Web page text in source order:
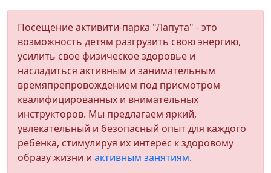
Посещение активити-парка "Лапута" - это
возможность детям разгрузить свою энергию,
усилить свое физическое здоровье и
насладиться активным и занимательным
времяпрепровождением под присмотром
квалифицированных и внимательных
инструкторов. Мы предлагаем яркий,
увлекательный и безопасный опыт для каждого
ребенка, стимулируя их интерес к здоровому
образу жизни и активным занятиям.